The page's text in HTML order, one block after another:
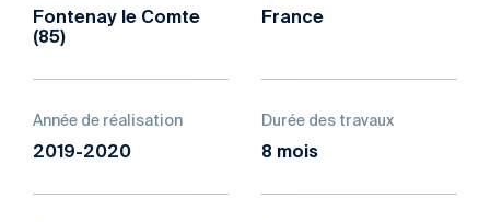
Fontenay le Comte
(85)
France
Année de réalisation
2019-2020
Durée des travaux
8 mois